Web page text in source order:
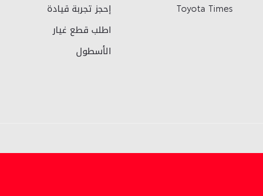
Toyota Times
إحجز تجربة قيادة
اطلب قطع غيار
الأسطول